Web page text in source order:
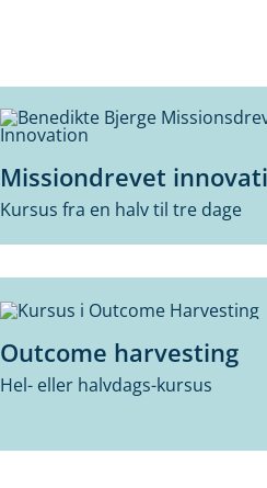
Missiondrevet
Kursus fra en halv til tre dage
Outcome harvesting
Hel- eller halvdags-kursus